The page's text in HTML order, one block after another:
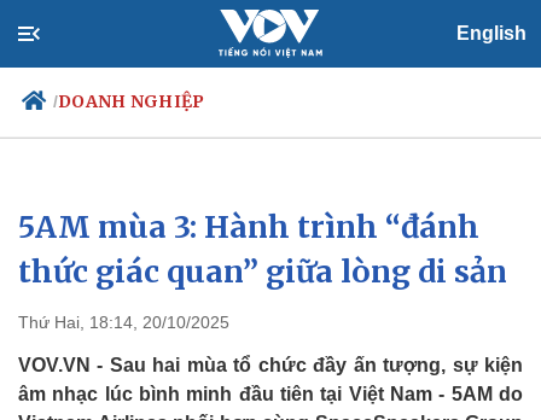
English
/DOANH NGHIỆP
Chính trị
Đảng
Tổ chức nhân sự
Nhận diện sự thật
Xã hội
Tin 24h
Dự báo thời tiết
Việc làm
Biển đảo
5AM mùa 3: Hành trình “đánh
thức giác quan” giữa lòng di sản
Thứ Hai, 18:14, 20/10/2025
VOV.VN - Sau hai mùa tổ chức đầy ấn tượng, sự kiện
âm nhạc lúc bình minh đầu tiên tại Việt Nam - 5AM do